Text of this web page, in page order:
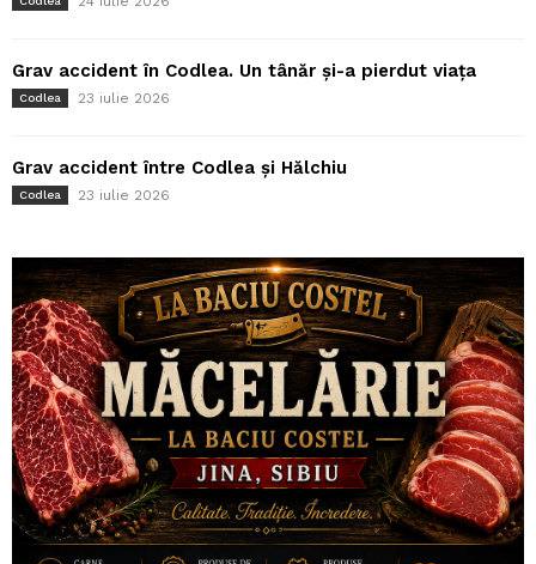
Grav accident în Codlea. Un tânăr și-a pierdut viața
Codlea 23 iulie 2026
Grav accident între Codlea și Hălchiu
Codlea 23 iulie 2026